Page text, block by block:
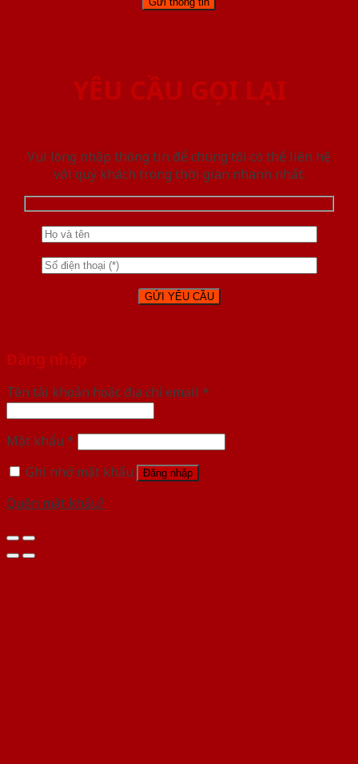
YÊU CẦU GỌI LẠI
Vui lòng nhập thông tin để chúng tôi có thể liên hệ
với quý khách trong thời gian nhanh nhất.
Đăng nhập
Tên tài khoản hoặc địa chỉ email *
Mật khẩu *
Ghi nhớ mật khẩu
Đăng nhập
Quên mật khẩu?